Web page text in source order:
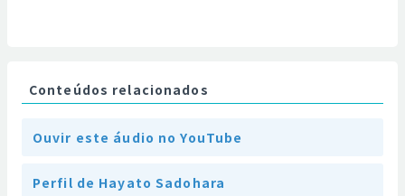
Conteúdos relacionados
Ouvir este áudio no YouTube
Perfil de Hayato Sadohara